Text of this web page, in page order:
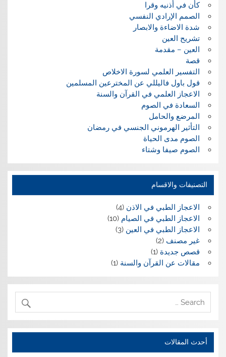
كأن في أذنيه وقرا
الصمم الإرادي النفسي
شدة الاضاءة والابصار
تشريح العين
العين – مقدمة
قصة
التفسير العلمي لسورة الاخلاص
قول باول فاليللي عن المخترعين المسلمين
الاعجاز العلمي في القرآن والسنة
السعادة في الصوم
المرضع والحامل
التأثير الهرموني الجنسي في رمضان
الصوم مدى الحياة
الصوم صيفا وشتاء
التصنيفات والاقسام
الاعجاز الطبي في الاذن (4)
الاعجاز الطبي في الصيام (10)
الاعجاز الطبي في العين (3)
غير مصنف (2)
قصص جديدة (1)
مقالات عن القرآن والسنة (1)
أحدث المقالات